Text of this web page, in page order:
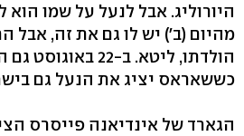
היורוליג. אבל לנעל על שמו הוא
מהיום (ב') יש לו גם את זה, אבל
הולדתו, ליטא. ב-22
כששאראס יציג את הנעל גם
הגארד של אינדיאנה פייסרס